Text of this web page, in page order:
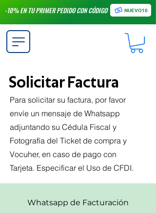
-10% EN TU PRIMER PEDIDO CON CÓDIGO NUEVO10
Solicitar Factura
Para solicitar su factura, por favor
envíe un mensaje de Whatsapp
adjuntando su Cédula Fiscal y
Fotografía del Ticket de compra y
Vocuher, en caso de pago con
Tarjeta. Especificar el Uso de CFDI.
Whatsapp de Facturación